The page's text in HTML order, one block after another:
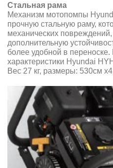
Стальная рама
Механизм мотопомпы
прочную стальную раму,
механических
дополнительную
более удобной в
характеристики Hyundai
Вес 27 кг, размеры: 530см